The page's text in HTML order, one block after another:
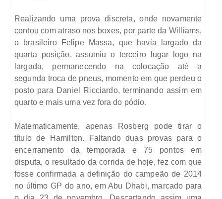
Realizando uma prova discreta, onde novamente
contou com atraso nos boxes, por parte da Williams,
o brasileiro Felipe Massa, que havia largado da
quarta posição, assumiu o terceiro lugar logo na
largada, permanecendo na colocação até a
segunda troca de pneus, momento em que perdeu o
posto para Daniel Ricciardo, terminando assim em
quarto e mais uma vez fora do pódio.
Matematicamente, apenas Rosberg pode tirar o
título de Hamilton. Faltando duas provas para o
encerramento da temporada e 75 pontos em
disputa, o resultado da corrida de hoje, fez com que
fosse confirmada a definição do campeão de 2014
no último GP do ano, em Abu Dhabi, marcado para